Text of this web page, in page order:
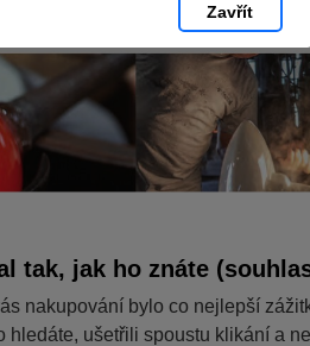
Zavřít
tak, jak ho znáte
nakupování bylo co nejlepší
hledáte, ušetřili spoustu klikání a